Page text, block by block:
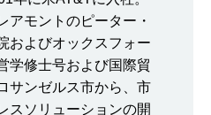
アモントのピーター・
およびオックスフォー
学修士号および国際貿
サンゼルス市から、市
スソリューションの開